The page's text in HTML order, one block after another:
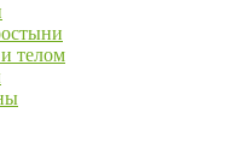
телом